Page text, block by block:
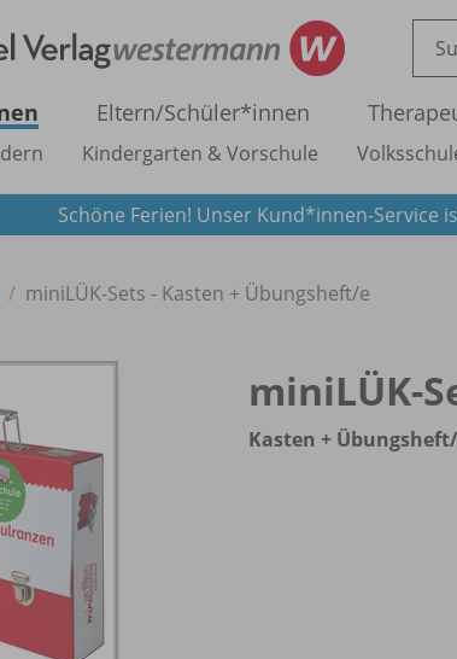
Eltern/Schüler*innen
Kindergarten & Vorschule
Schöne Ferien! Unser Kund*innen-Service
miniLÜK-Sets - Kasten + Übungsheft/e
miniLÜK-
Kasten + Übungsheft/